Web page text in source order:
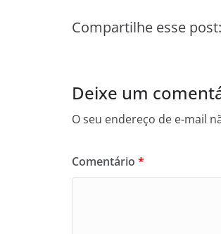
Compartilhe esse post:
Deixe um
O seu endereço de e-mail
Comentário *